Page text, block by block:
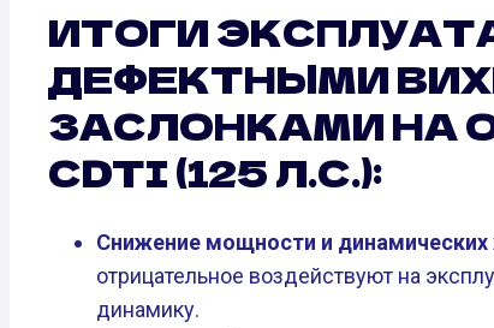
ИТОГИ
ДЕФЕКТНЫМИ
ЗАСЛОНКАМИ НА
CDTI (125 Л.С.):
Снижение мощности и динамических
отрицательное воздействуют на
динамику.